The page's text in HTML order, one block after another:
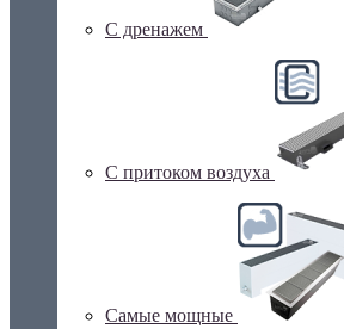
С дренажем
С притоком воздуха
Самые мощные